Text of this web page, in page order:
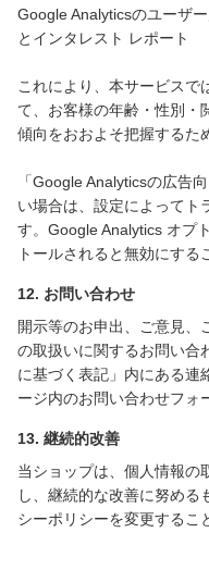
Google Analyticsのユーザ
とインタレスト レポート
これにより、本サービスで
て、お客様の年齢・性別・
傾向をおおよそ把握するた
「Google Analyticsの広告
い場合は、設定によってト
す。Google Analytics オプ
トールされると無効にする
12. お問い合わせ
開示等のお申出、ご意見、
の取扱いに関するお問い合
に基づく表記」内にある連
ージ内のお問い合わせフォ
13. 継続的改善
当ショップは、個人情報の
し、継続的な改善に努め
シーポリシーを変更するこ